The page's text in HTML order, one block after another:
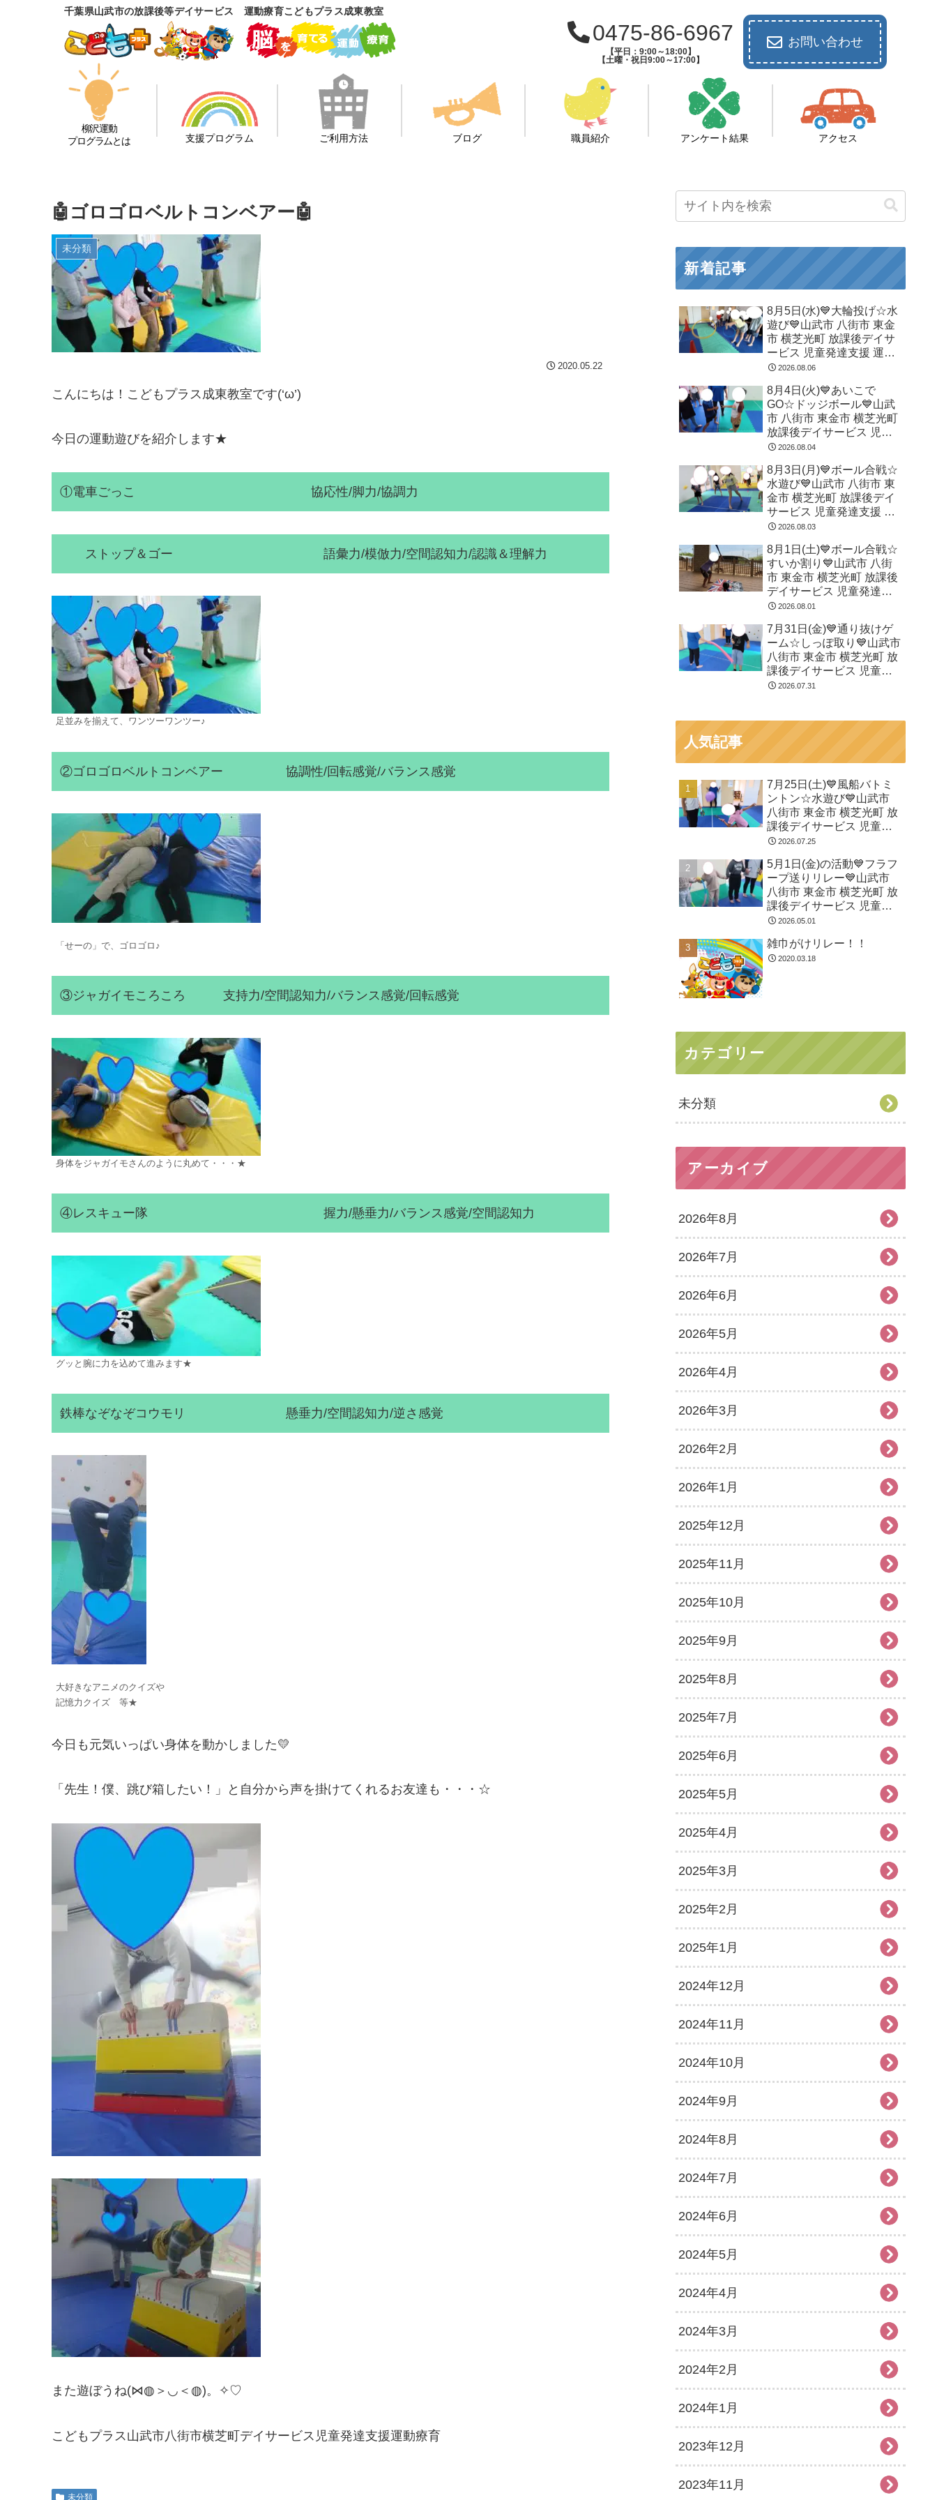
千葉県山武市の放課後等デイサービス 運動療育こどもプラス成東教室
0475-86-6967
【平日：9:00～18:00】
【土曜・祝日9:00～17:00】
お問い合わせ
柳沢運動
プログラムとは
支援プログラム ご利用方法 ブログ 職員紹介 アンケート結果 アクセス
🤖ゴロゴロベルトコンベアー🤖
未分類
2020.05.22
こんにちは！こどもプラス成東教室です(‘ω’)
今日の運動遊びを紹介します★
①電車ごっこ 協応性/脚力/協調力
ストップ＆ゴー 語彙力/模倣力/空間認知力/認識＆理解力
足並みを揃えて、ワンツーワンツー♪
②ゴロゴロベルトコンベアー 協調性/回転感覚/バランス感覚
「せーの」で、ゴロゴロ♪
③ジャガイモころころ 支持力/空間認知力/バランス感覚/回転感覚
身体をジャガイモさんのように丸めて・・・★
④レスキュー隊 握力/懸垂力/バランス感覚/空間認知力
グッと腕に力を込めて進みます★
鉄棒なぞなぞコウモリ 懸垂力/空間認知力/逆さ感覚
大好きなアニメのクイズや
記憶力クイズ 等★
今日も元気いっぱい身体を動かしました💛
「先生！僕、跳び箱したい！」と自分から声を掛けてくれるお友達も・・・☆
また遊ぼうね(⋈◍＞◡＜◍)。✧♡
こどもプラス山武市八街市横芝町デイサービス児童発達支援運動療育
未分類
新着記事
8月5日(水)💙大輪投げ☆水
遊び💙山武市 八街市 東金
市 横芝光町 放課後デイサ
ービス 児童発達支援 運動
療育2026.08.06
8月4日(火)💙あいこで
GO☆ドッジボール💙山武
市 八街市 東金市 横芝光町
放課後デイサービス 児童
発達支援 運動療育
2026.08.04
8月3日(月)💙ボール合戦☆
水遊び💙山武市 八街市 東
金市 横芝光町 放課後デイ
サービス 児童発達支援 運
動療育
2026.08.03
8月1日(土)💙ボール合戦☆
すいか割り💙山武市 八街
市 東金市 横芝光町 放課後
デイサービス 児童発達支
援 運動療育
2026.08.01
7月31日(金)💙通り抜けゲ
ーム☆しっぽ取り💙山武市
八街市 東金市 横芝光町 放
課後デイサービス 児童発
達支援 運動療育
2026.07.31
人気記事
7月25日(土)💙風船バトミ
ントン☆水遊び💙山武市
八街市 東金市 横芝光町 放
課後デイサービス 児童発
達支援 運動療育
2026.07.25
5月1日(金)の活動💙フラフ
ープ送りリレー💙山武市
八街市 東金市 横芝光町 放
課後デイサービス 児童発
達支援 運動療育
2026.05.01
雑巾がけリレー！！
2020.03.18
カテゴリー
未分類
アーカイブ
2026年8月
2026年7月
2026年6月
2026年5月
2026年4月
2026年3月
2026年2月
2026年1月
2025年12月
2025年11月
2025年10月
2025年9月
2025年8月
2025年7月
2025年6月
2025年5月
2025年4月
2025年3月
2025年2月
2025年1月
2024年12月
2024年11月
2024年10月
2024年9月
2024年8月
2024年7月
2024年6月
2024年5月
2024年4月
2024年3月
2024年2月
2024年1月
2023年12月
2023年11月